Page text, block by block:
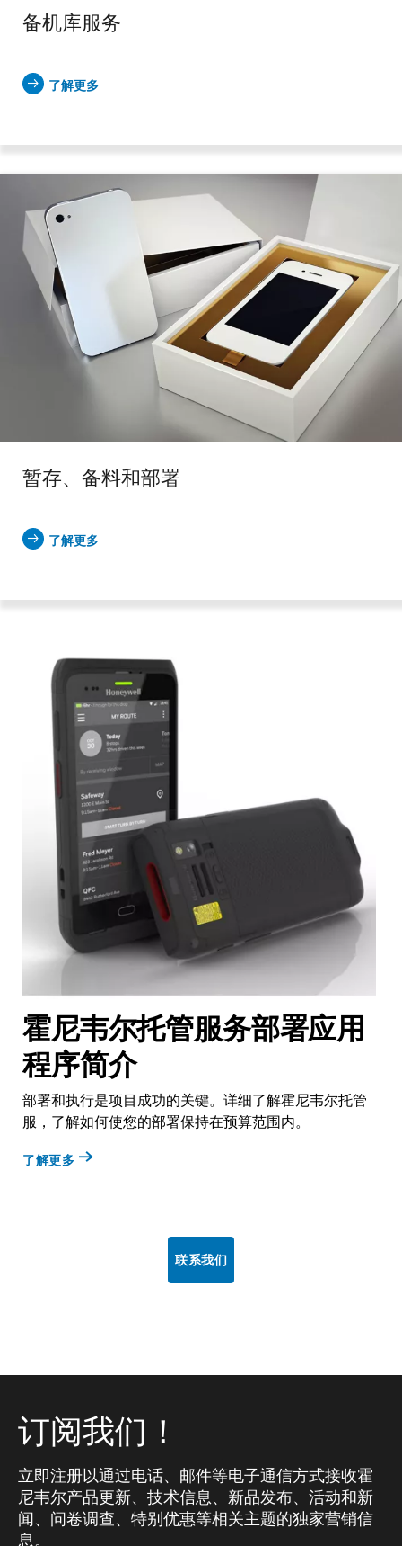
备机库服务
了解更多
暂存、备料和部署
了解更多
霍尼韦尔托管服务部署应用
程序简介
部署和执行是项目成功的关键。详细了解霍尼韦尔托管
服，了解如何使您的部署保持在预算范围内。
了解更多
联系我们
订阅我们！
立即注册以通过电话、邮件等电子通信方式接收霍
尼韦尔产品更新、技术信息、新品发布、活动和新
闻、问卷调查、特别优惠等相关主题的独家营销信
息。